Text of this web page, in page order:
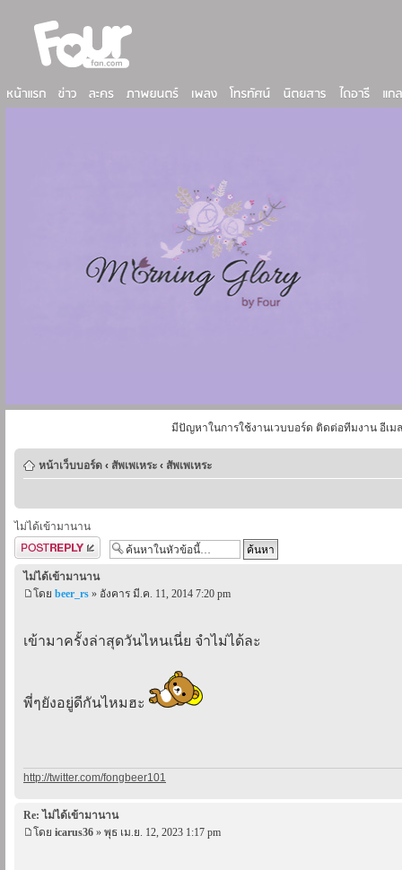
มีปัญหาในการใช้งานเวบบอร์ด ติดต่อทีมงาน อีเม
หน้าเว็บบอร์ด ‹ สัพเพเหระ ‹ สัพเพเหระ
ไม่ได้เข้ามานาน
ตอบกระทู้
ไม่ได้เข้ามานาน
โดย beer_rs » อังคาร มี.ค. 11, 2014 7:20 pm
เข้ามาครั้งล่าสุดวันไหนเนี่ย จำไม่ได้ละ
พี่ๆยังอยู่ดีกันไหมฮะ
http://twitter.com/fongbeer101
Re: ไม่ได้เข้ามานาน
โดย icarus36 » พุธ เม.ย. 12, 2023 1:17 pm